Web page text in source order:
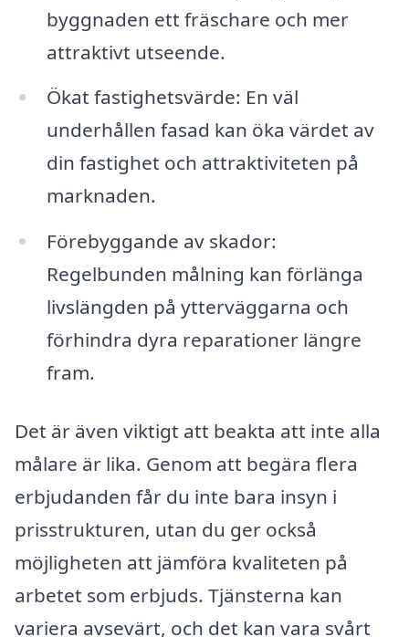
byggnaden ett fräschare och mer
attraktivt utseende.
Ökat fastighetsvärde: En väl
underhållen fasad kan öka värdet av
din fastighet och attraktiviteten på
marknaden.
Förebyggande av skador:
Regelbunden målning kan förlänga
livslängden på ytterväggarna och
förhindra dyra reparationer längre
fram.
Det är även viktigt att beakta att inte alla
målare är lika. Genom att begära flera
erbjudanden får du inte bara insyn i
prisstrukturen, utan du ger också
möjligheten att jämföra kvaliteten på
arbetet som erbjuds. Tjänsterna kan
variera avsevärt, och det kan vara svårt